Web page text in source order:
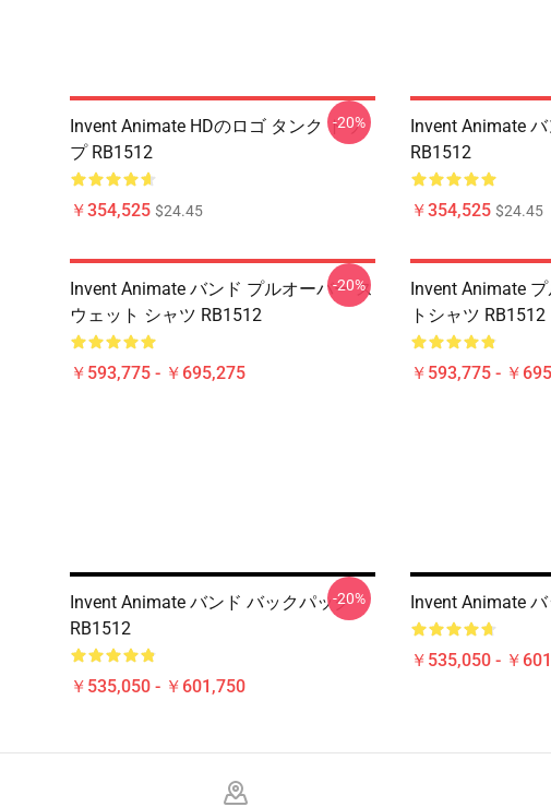
Invent Animate HDのロゴ タンク トッ
プ RB1512
￥354,525 $24.45
-20%
Invent Animate
RB1512
￥354,525 $24.45
Invent Animate バンド プルオーバー ス
ウェット シャツ RB1512
￥593,775 - ￥695,275
-20%
Invent Animate
トシャツ RB1512
￥593,775 - ￥
Invent Animate バンド バックパック
RB1512
￥535,050 - ￥601,750
-20% Invent Animate
￥535,050 - ￥